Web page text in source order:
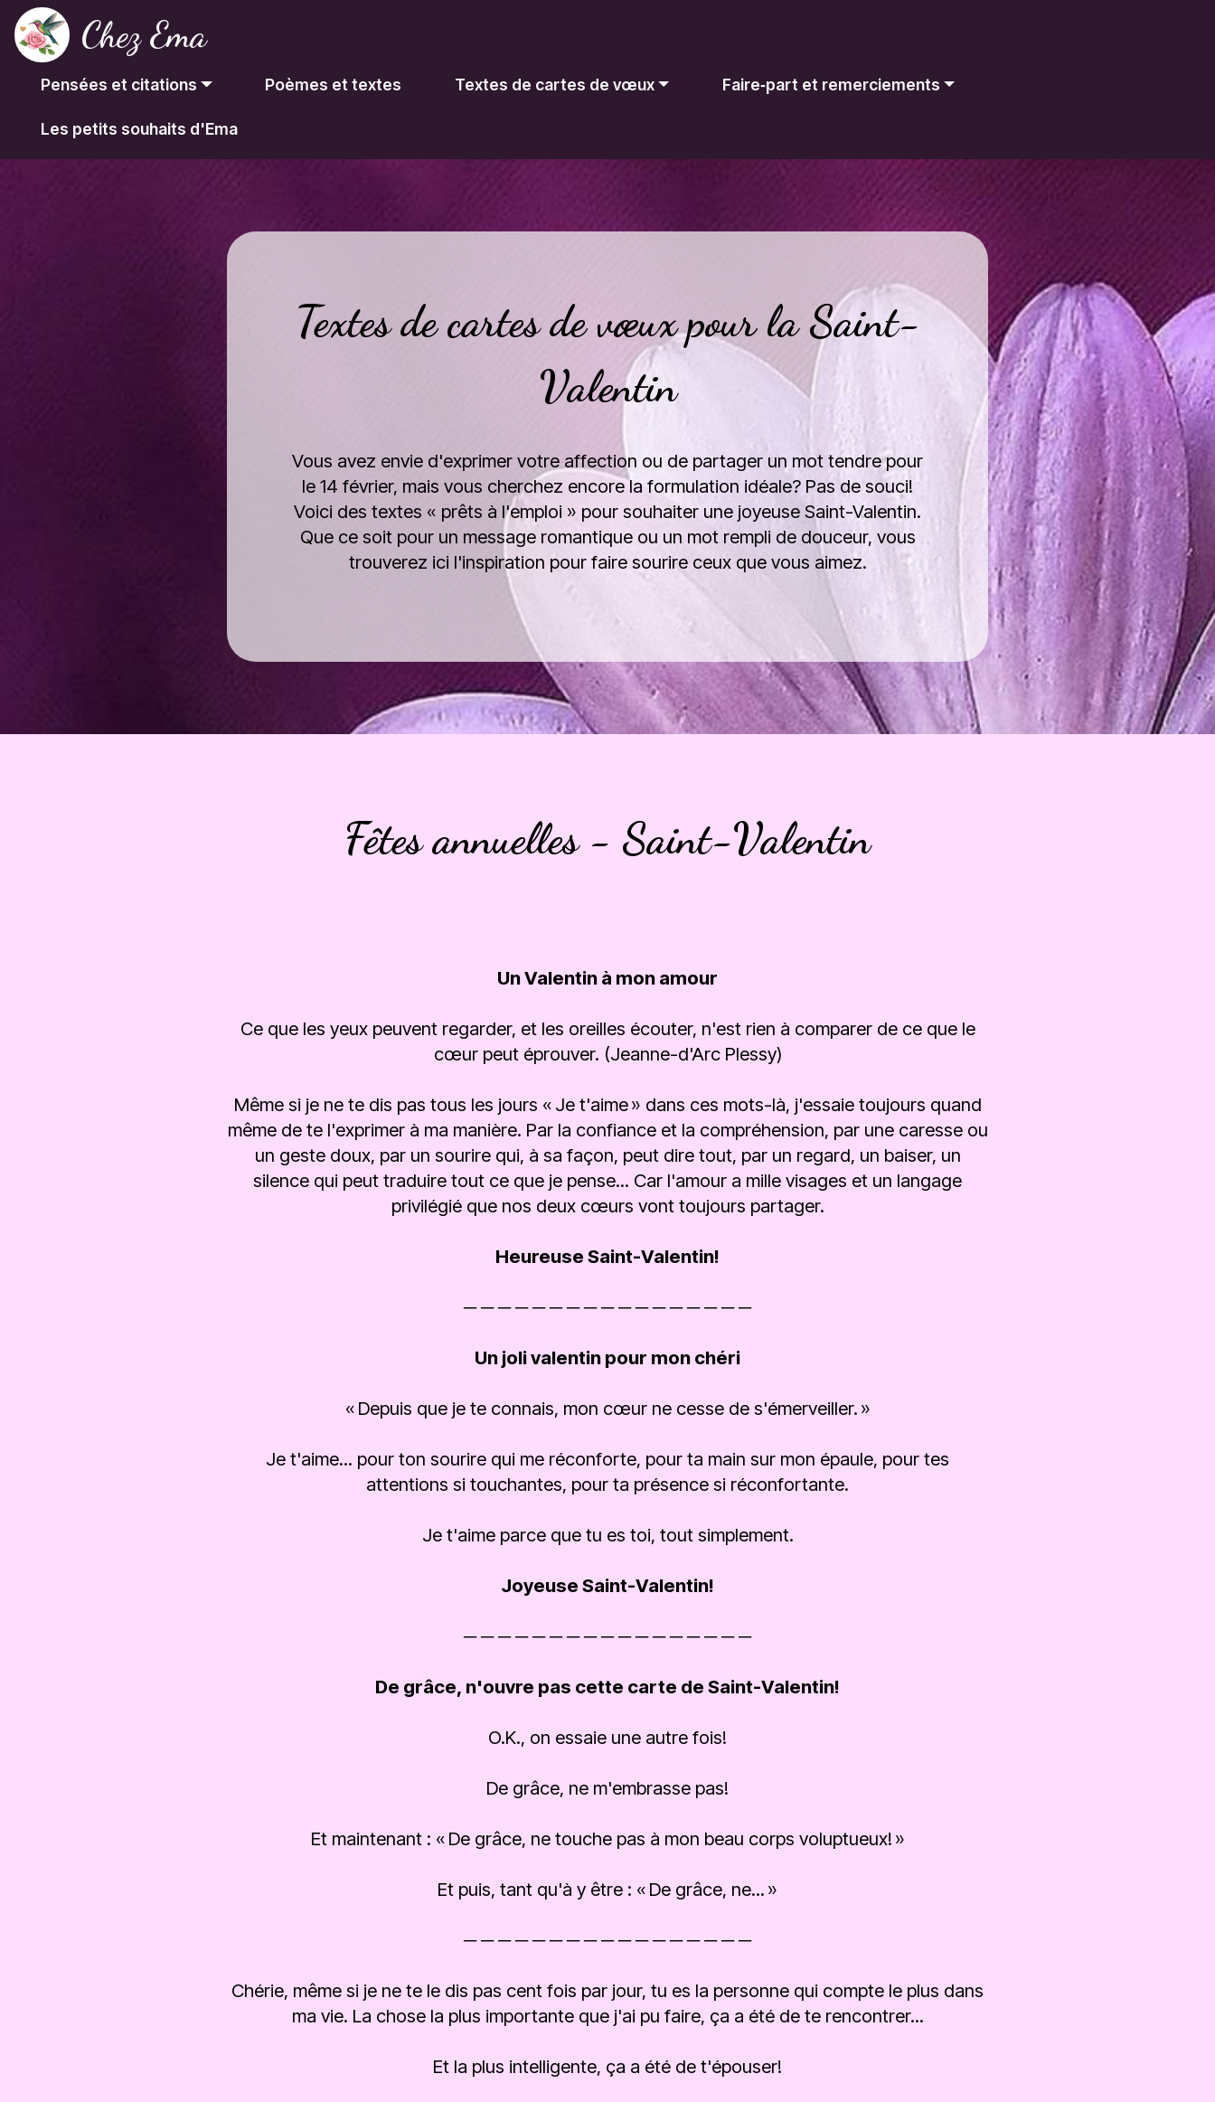
Chez Ema
Pensées et citations Poèmes et textes Textes de cartes de vœux Faire‑part et remerciements
Les petits souhaits d'Ema
Textes de cartes de vœux pour la Saint-
Valentin
Vous avez envie d'exprimer votre affection ou de partager un mot tendre pour
le 14 février, mais vous cherchez encore la formulation idéale? Pas de souci!
Voici des textes « prêts à l'emploi » pour souhaiter une joyeuse Saint-Valentin.
Que ce soit pour un message romantique ou un mot rempli de douceur, vous
trouverez ici l'inspiration pour faire sourire ceux que vous aimez.
Fêtes annuelles - Saint-Valentin
Un Valentin à mon amour
Ce que les yeux peuvent regarder, et les oreilles écouter, n'est rien à comparer de ce que le
cœur peut éprouver. (Jeanne-d'Arc Plessy)
Même si je ne te dis pas tous les jours « Je t'aime » dans ces mots-là, j'essaie toujours quand
même de te l'exprimer à ma manière. Par la confiance et la compréhension, par une caresse ou
un geste doux, par un sourire qui, à sa façon, peut dire tout, par un regard, un baiser, un
silence qui peut traduire tout ce que je pense... Car l'amour a mille visages et un langage
privilégié que nos deux cœurs vont toujours partager.
Heureuse Saint-Valentin!
─ ─ ─ ─ ─ ─ ─ ─ ─ ─ ─ ─ ─ ─ ─ ─ ─
Un joli valentin pour mon chéri
« Depuis que je te connais, mon cœur ne cesse de s'émerveiller. »
Je t'aime... pour ton sourire qui me réconforte, pour ta main sur mon épaule, pour tes
attentions si touchantes, pour ta présence si réconfortante.
Je t'aime parce que tu es toi, tout simplement.
Joyeuse Saint-Valentin!
─ ─ ─ ─ ─ ─ ─ ─ ─ ─ ─ ─ ─ ─ ─ ─ ─
De grâce, n'ouvre pas cette carte de Saint-Valentin!
O.K., on essaie une autre fois!
De grâce, ne m'embrasse pas!
Et maintenant : « De grâce, ne touche pas à mon beau corps voluptueux! »
Et puis, tant qu'à y être : « De grâce, ne... »
─ ─ ─ ─ ─ ─ ─ ─ ─ ─ ─ ─ ─ ─ ─ ─ ─
Chérie, même si je ne te le dis pas cent fois par jour, tu es la personne qui compte le plus dans
ma vie. La chose la plus importante que j'ai pu faire, ça a été de te rencontrer...
Et la plus intelligente, ça a été de t'épouser!